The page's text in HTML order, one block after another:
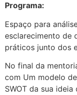
Programa:
Espaço para
esclarecimento de
práticos junto dos
No final da
com Um modelo
SWOT da sua